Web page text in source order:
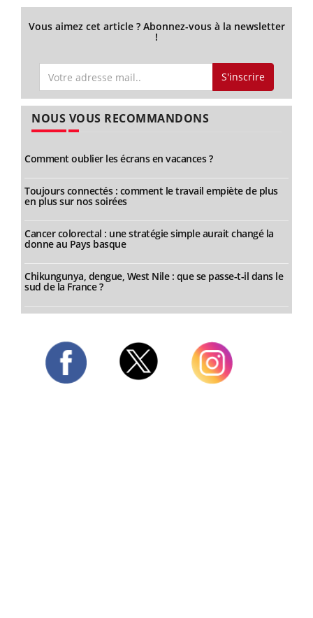
Vous aimez cet article ? Abonnez-vous à la newsletter
!
S'inscrire
NOUS VOUS RECOMMANDONS
Comment oublier les écrans en vacances ?
Toujours connectés : comment le travail empiète de plus
en plus sur nos soirées
Cancer colorectal : une stratégie simple aurait changé la
donne au Pays basque
Chikungunya, dengue, West Nile : que se passe-t-il dans le
sud de la France ?